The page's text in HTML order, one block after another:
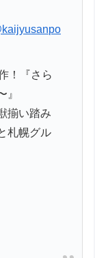
！『さら
』
揃い踏み
札幌グル